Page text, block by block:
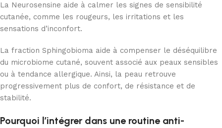
La Neurosensine aide à calmer les signes de sensibilité
cutanée, comme les rougeurs, les irritations et les
sensations d’inconfort.
La fraction Sphingobioma aide à compenser le déséquilibre
du microbiome cutané, souvent associé aux peaux sensibles
ou à tendance allergique. Ainsi, la peau retrouve
progressivement plus de confort, de résistance et de
stabilité.
Pourquoi l’intégrer dans une routine anti-